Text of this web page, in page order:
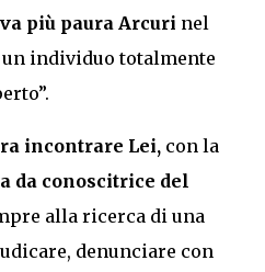
più paura Arcuri nel
individuo totalmente
incontrare Lei, con la
da conoscitrice del
alla ricerca di una
denunciare con